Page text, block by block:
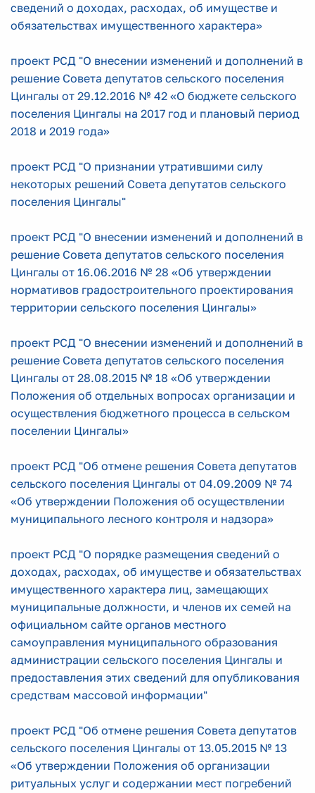
сведений о доходах, расходах, об имуществе и
обязательствах имущественного характера»
проект РСД "О внесении изменений и дополнений в
решение Совета депутатов сельского поселения
Цингалы от 29.12.2016 № 42 «О бюджете сельского
поселения Цингалы на 2017 год и плановый период
2018 и 2019 года»
проект РСД "О признании утратившими силу
некоторых решений Совета депутатов сельского
поселения Цингалы"
проект РСД "О внесении изменений и дополнений в
решение Совета депутатов сельского поселения
Цингалы от 16.06.2016 № 28 «Об утверждении
нормативов градостроительного проектирования
территории сельского поселения Цингалы»
проект РСД "О внесении изменений и дополнений в
решение Совета депутатов сельского поселения
Цингалы от 28.08.2015 № 18 «Об утверждении
Положения об отдельных вопросах организации и
осуществления бюджетного процесса в сельском
поселении Цингалы»
проект РСД "Об отмене решения Совета депутатов
сельского поселения Цингалы от 04.09.2009 № 74
«Об утверждении Положения об осуществлении
муниципального лесного контроля и надзора»
проект РСД "О порядке размещения сведений о
доходах, расходах, об имуществе и обязательствах
имущественного характера лиц, замещающих
муниципальные должности, и членов их семей на
официальном сайте органов местного
самоуправления муниципального образования
администрации сельского поселения Цингалы и
предоставления этих сведений для опубликования
средствам массовой информации"
проект РСД "Об отмене решения Совета депутатов
сельского поселения Цингалы от 13.05.2015 № 13
«Об утверждении Положения об организации
ритуальных услуг и содержании мест погребений